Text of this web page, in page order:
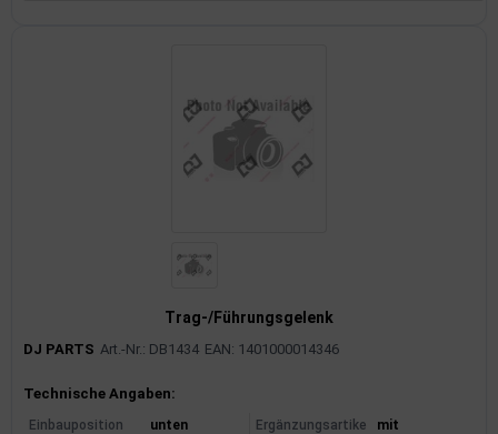
Trag-/Führungsgelenk
DJ PARTS Art.-Nr.: DB1434 EAN: 1401000014346
Produktinformationen
Technische Angaben:
Einbauposition unten
Ergänzungsartike
mit